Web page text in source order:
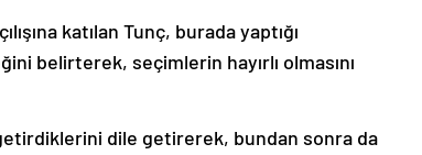
katılan Tunç, burada yaptığı
belirterek, seçimlerin hayırlı olmasını
dile getirerek, bundan sonra da